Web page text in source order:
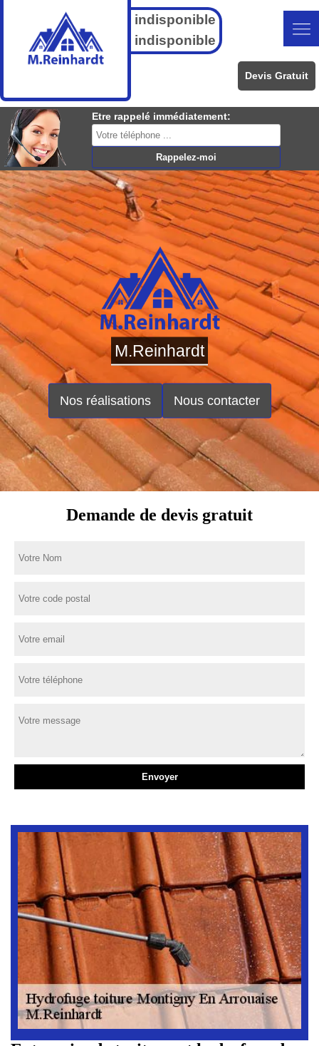
indisponible
indisponible
Devis Gratuit
Etre rappelé immédiatement:
M.Reinhardt
Nos réalisations Nous contacter
Demande de devis gratuit